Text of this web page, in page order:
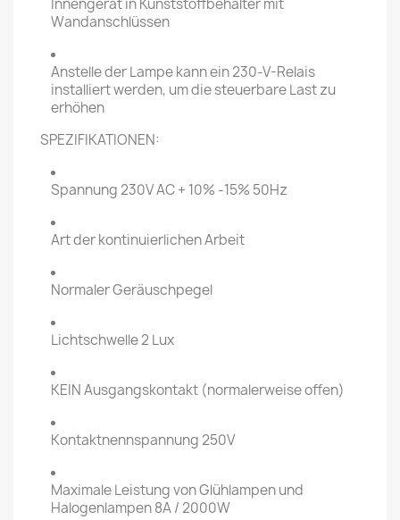
Innengerät in Kunststoffbehälter mit
Wandanschlüssen
Anstelle der Lampe kann ein 230-V-Relais
installiert werden, um die steuerbare Last zu
erhöhen
SPEZIFIKATIONEN:
Spannung 230V AC + 10% -15% 50Hz
Art der kontinuierlichen Arbeit
Normaler Geräuschpegel
Lichtschwelle 2 Lux
KEIN Ausgangskontakt (normalerweise offen)
Kontaktnennspannung 250V
Maximale Leistung von Glühlampen und
Halogenlampen 8A / 2000W